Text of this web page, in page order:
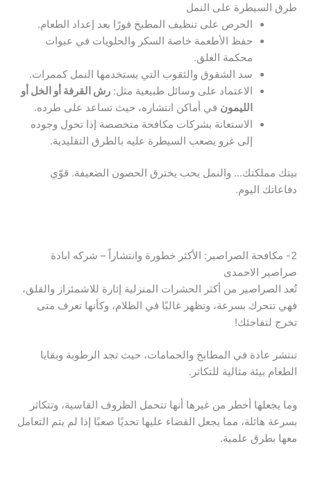
طرق السيطرة على النمل
الحرص على تنظيف المطبخ فورًا بعد إعداد الطعام.
حفظ الأطعمة خاصة السكر والحلويات في عبوات
محكمة الغلق.
سد الشقوق والثقوب التي يستخدمها النمل كممرات.
الاعتماد على وسائل طبيعية مثل: رش القرفة أو الخل أو
الليمون في أماكن انتشاره، حيث تساعد على طرده.
الاستعانة بشركات مكافحة متخصصة إذا تحول وجوده
إلى غزو يصعب السيطرة عليه بالطرق التقليدية.
بيتك مملكتك… والنمل يحب يخترق الحصون الضعيفة. قوّي
دفاعاتك اليوم.
2- مكافحة الصراصير: الأكثر خطورة وانتشاراً – شركه ابادة
صراصير الاحمدى
تُعد الصراصير من أكثر الحشرات المنزلية إثارة للاشمئزاز والقلق،
فهي تتحرك بسرعة، وتظهر غالبًا في الظلام، وكأنها تعرف متى
تخرج لتفاجئك!
تنتشر عادة في المطابخ والحمامات، حيث تجد الرطوبة وبقايا
الطعام بيئة مثالية للتكاثر.
وما يجعلها أخطر من غيرها أنها تتحمل الظروف القاسية، وتتكاثر
بسرعة هائلة، مما يجعل القضاء عليها تحديًا صعبًا إذا لم يتم التعامل
معها بطرق علمية.